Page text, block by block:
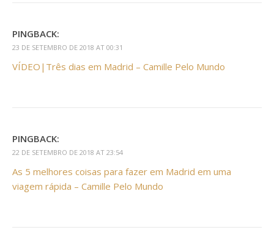
PINGBACK:
23 DE SETEMBRO DE 2018 AT 00:31
VÍDEO|Três dias em Madrid – Camille Pelo Mundo
PINGBACK:
22 DE SETEMBRO DE 2018 AT 23:54
As 5 melhores coisas para fazer em Madrid em uma
viagem rápida – Camille Pelo Mundo